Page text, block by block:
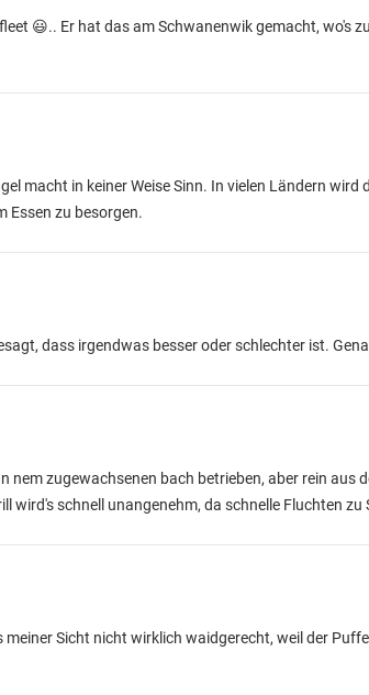
😃.. Er hat das am Schwanenwik gemacht, wo's
macht in keiner Weise Sinn. In vielen Ländern wird
Essen zu besorgen.
dass irgendwas besser oder schlechter ist.
zugewachsenen bach betrieben, aber rein aus
wird's schnell unangenehm, da schnelle Fluchten zu
Sicht nicht wirklich waidgerecht, weil der